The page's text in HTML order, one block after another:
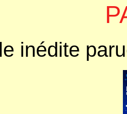
inédite